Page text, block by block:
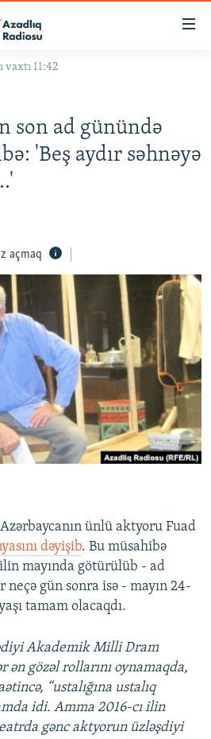
STANDARTLARIMIZ
vaxtı 11:42
son ad günündə
'Beş aydır səhnəyə
açmaq
ünlü aktyoru Fuad
dəyişib. Bu müsahibə
mayında götürülüb - ad
neçə gün sonra isə - mayın 24-
tamam olacaqdı.
Akademik Milli Dram
ən gözəl rollarını oynamaqda,
“ustalığına ustalıq
idi. Amma 2016-cı ilin
gənc aktyorun üzləşdiyi